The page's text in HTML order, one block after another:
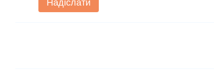
Надіслати